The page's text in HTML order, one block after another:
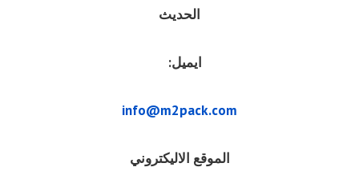
الحديث
ايميل:
info@m2pack.com
الموقع الاليكتروني